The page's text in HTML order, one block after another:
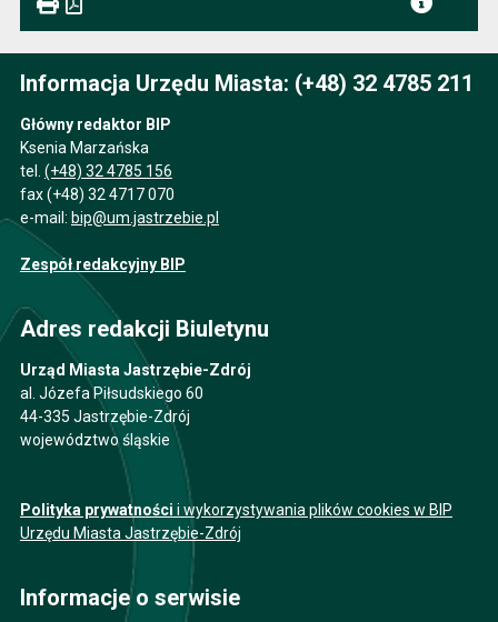
Informacja Urzędu Miasta: (+48) 32 4785 211
Główny redaktor BIP
Ksenia Marzańska
tel. (+48) 32 4785 156
fax (+48) 32 4717 070
e-mail: bip@um.jastrzebie.pl
Zespół redakcyjny BIP
Adres redakcji Biuletynu
Urząd Miasta Jastrzębie-Zdrój
al. Józefa Piłsudskiego 60
44-335 Jastrzębie-Zdrój
województwo śląskie
Polityka prywatności i wykorzystywania plików cookies w BIP
Urzędu Miasta Jastrzębie-Zdrój
Informacje o serwisie